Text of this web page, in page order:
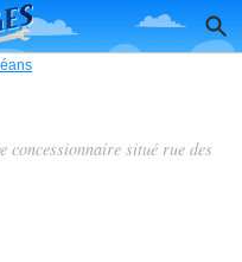
concessionnaire situé rue des